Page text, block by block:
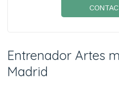
Entrenador Artes
Madrid